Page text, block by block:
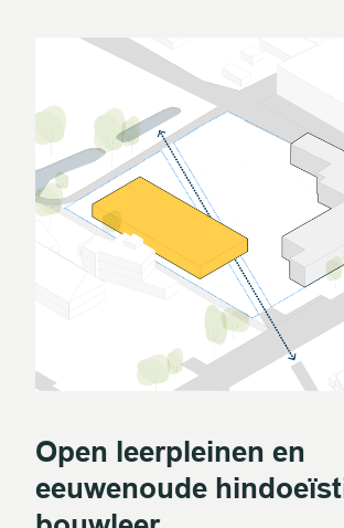
Open leerpleinen en
eeuwenoude